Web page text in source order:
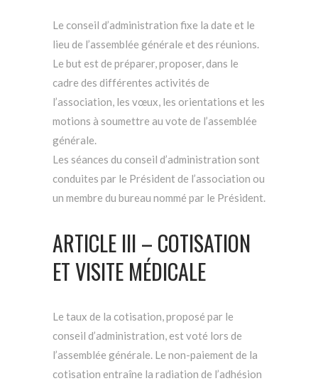
Le conseil d’administration fixe la date et le
lieu de l’assemblée générale et des réunions.
Le but est de préparer, proposer, dans le
cadre des différentes activités de
l’association, les vœux, les orientations et les
motions à soumettre au vote de l’assemblée
générale.
Les séances du conseil d’administration sont
conduites par le Président de l’association ou
un membre du bureau nommé par le Président.
ARTICLE III – COTISATION
ET VISITE MÉDICALE
Le taux de la cotisation, proposé par le
conseil d’administration, est voté lors de
l’assemblée générale. Le non-paiement de la
cotisation entraîne la radiation de l’adhésion